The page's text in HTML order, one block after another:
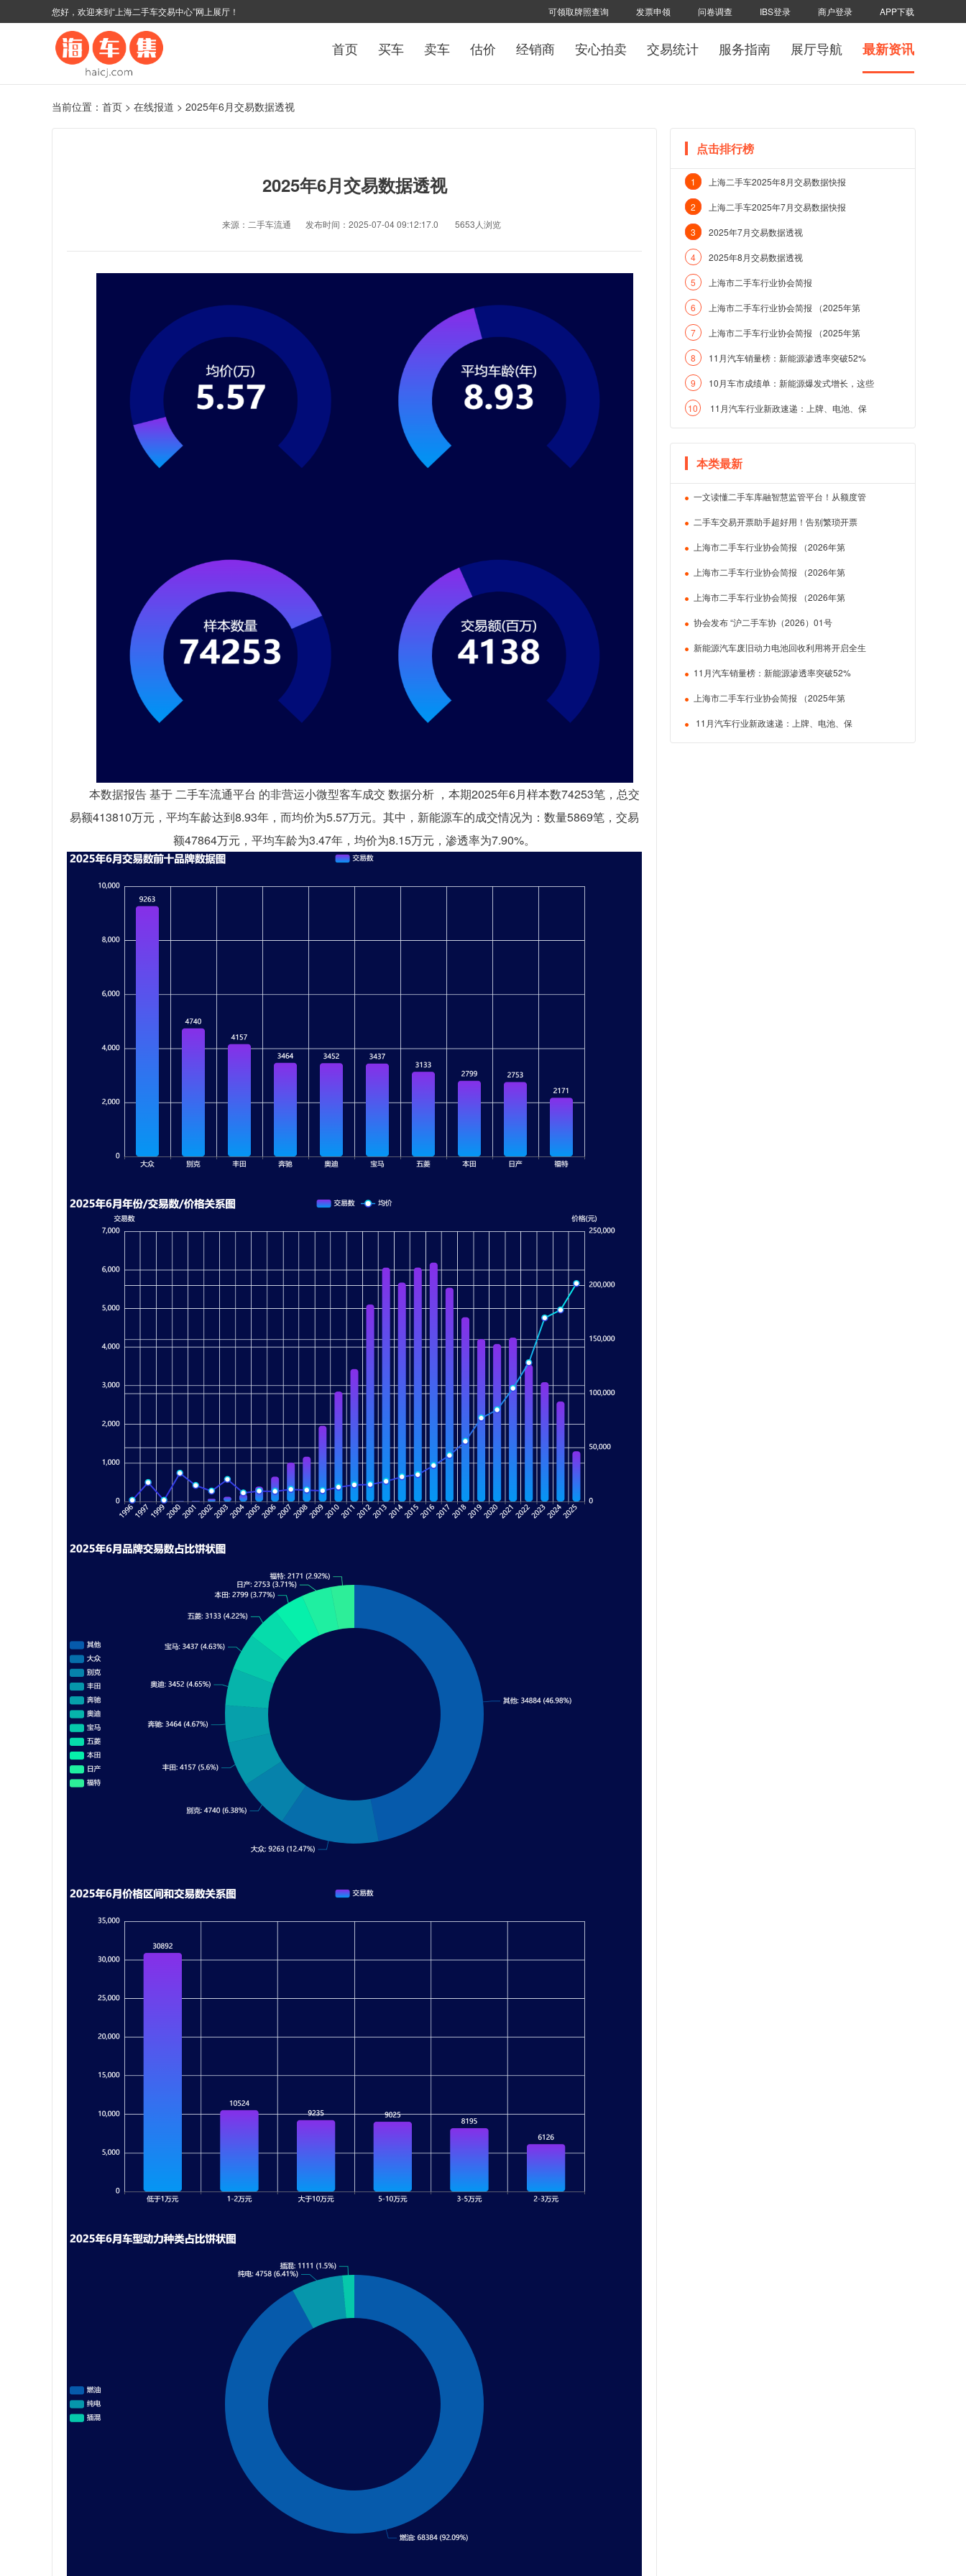
您好，欢迎来到“上海二手车交易中心”网上展厅！ 可领取牌照查询 发票申领 问卷调查 IBS登录 商户登录 APP下载
首页 买车 卖车 估价 经销商 安心拍卖 交易统计 服务指南 展厅导航 最新资讯
当前位置： 首页 > 在线报道 > 2025年6月交易数据透视
2025年6月交易数据透视
来源：二手车流通 发布时间：2025-07-04 09:12:17.0 5653人浏览
本数据报告 基于 二手车流通平台 的非营运小微型客车成交 数据分析 ，本期2025年6月样本数74253笔，总交
易额413810万元，平均车龄达到8.93年，而均价为5.57万元。其中，新能源车的成交情况为：数量5869笔，交易
额47864万元，平均车龄为3.47年，均价为8.15万元，渗透率为7.90%。
点击排行榜
1 上海二手车2025年8月交易数据快报
2 上海二手车2025年7月交易数据快报
3 2025年7月交易数据透视
4 2025年8月交易数据透视
5 上海市二手车行业协会简报
6 上海市二手车行业协会简报 （2025年第
7 上海市二手车行业协会简报 （2025年第
8 11月汽车销量榜：新能源渗透率突破52%
9 10月车市成绩单：新能源爆发式增长，这些
10 11月汽车行业新政速递：上牌、电池、保
本类最新
一文读懂二手车库融智慧监管平台！从额度管
二手车交易开票助手超好用！告别繁琐开票
上海市二手车行业协会简报 （2026年第
上海市二手车行业协会简报 （2026年第
上海市二手车行业协会简报 （2026年第
协会发布 “沪二手车协（2026）01号
新能源汽车废旧动力电池回收利用将开启全生
11月汽车销量榜：新能源渗透率突破52%
上海市二手车行业协会简报 （2025年第
11月汽车行业新政速递：上牌、电池、保